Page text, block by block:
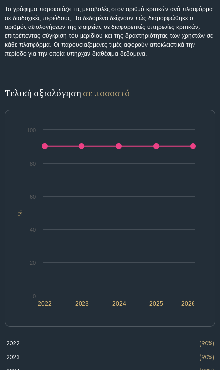
Το γράφημα παρουσιάζει τις μεταβολές στον αριθμό κριτικών ανά πλατφόρμα
σε διαδοχικές περιόδους. Τα δεδομένα δείχνουν πώς διαμορφώθηκε ο
αριθμός αξιολογήσεων της εταιρείας σε διαφορετικές υπηρεσίες κριτικών,
επιτρέποντας σύγκριση του μεριδίου και της δραστηριότητας των χρηστών σε
κάθε πλατφόρμα. Οι παρουσιαζόμενες τιμές αφορούν αποκλειστικά την
περίοδο για την οποία υπήρχαν διαθέσιμα δεδομένα.
Τελική αξιολόγηση σε ποσοστό
%
2022 2024 2026
2023 2025
0
20
40
60
80
100
2022
(90%)
2023
(90%)